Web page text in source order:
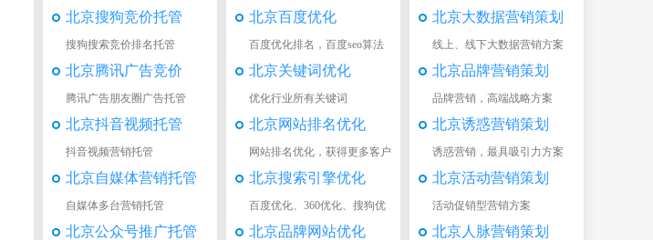
北京搜狗竞价托管
搜狗搜索竞价排名托管
北京腾讯广告竞价
腾讯广告朋友圈广告托管
北京抖音视频托管
抖音视频营销托管
北京自媒体营销托管
自媒体多台营销托管
北京公众号推广托管
业排名
北京百度优化
百度优化排名，百度seo算法
北京关键词优化
优化行业所有关键词
北京网站排名优化
网站排名优化，获得更多客户
资源
北京搜索引擎优化
百度优化、360优化、搜狗优
化
北京品牌网站优化
北京大数据营销策划
线上、线下大数据营销方案
北京品牌营销策划
品牌营销，高端战略方案
北京诱惑营销策划
诱惑营销，最具吸引力方案
北京活动营销策划
活动促销型营销方案
北京人脉营销策划